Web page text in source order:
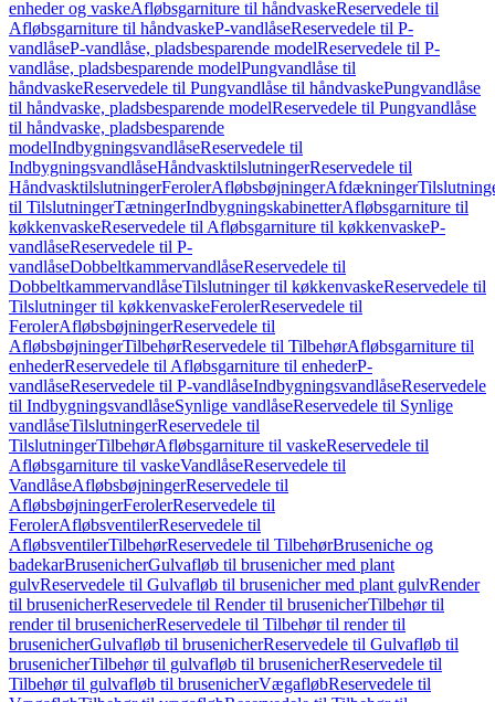
enheder og vaskeAfløbsgarniture til håndvaskeReservedele til
Afløbsgarniture til håndvaskeP-vandlåseReservedele til P-
vandlåseP-vandlåse, pladsbesparende modelReservedele til P-
vandlåse, pladsbesparende modelPungvandlåse til
håndvaskeReservedele til Pungvandlåse til håndvaskePungvandlåse
til håndvaske, pladsbesparende modelReservedele til Pungvandlåse
til håndvaske, pladsbesparende
modelIndbygningsvandlåseReservedele til
IndbygningsvandlåseHåndvasktilslutningerReservedele til
HåndvasktilslutningerFerolerAfløbsbøjningerAfdækninger
til TilslutningerTætningerIndbygningskabinetterAfløbsgarniture til
køkkenvaskeReservedele til Afløbsgarniture til køkkenvaskeP-
vandlåseReservedele til P-
vandlåseDobbeltkammervandlåseReservedele til
DobbeltkammervandlåseTilslutninger til køkkenvaskeReservedele til
Tilslutninger til køkkenvaskeFerolerReservedele til
FerolerAfløbsbøjningerReservedele til
AfløbsbøjningerTilbehørReservedele til TilbehørAfløbsgarniture til
enhederReservedele til Afløbsgarniture til enhederP-
vandlåseReservedele til P-vandlåseIndbygningsvandlåseReservedele
til IndbygningsvandlåseSynlige vandlåseReservedele til Synlige
vandlåseTilslutningerReservedele til
TilslutningerTilbehørAfløbsgarniture til vaskeReservedele til
Afløbsgarniture til vaskeVandlåseReservedele til
VandlåseAfløbsbøjningerReservedele til
AfløbsbøjningerFerolerReservedele til
FerolerAfløbsventilerReservedele til
AfløbsventilerTilbehørReservedele til TilbehørBruseniche og
badekarBrusenicherGulvafløb til brusenicher med plant
gulvReservedele til Gulvafløb til brusenicher med plant gulvRender
til brusenicherReservedele til Render til brusenicherTilbehør til
render til brusenicherReservedele til Tilbehør til render til
brusenicherGulvafløb til brusenicherReservedele til Gulvafløb til
brusenicherTilbehør til gulvafløb til brusenicherReservedele til
Tilbehør til gulvafløb til brusenicherVægafløbReservedele til